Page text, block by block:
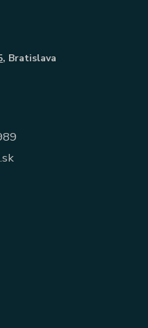
, Bratislava